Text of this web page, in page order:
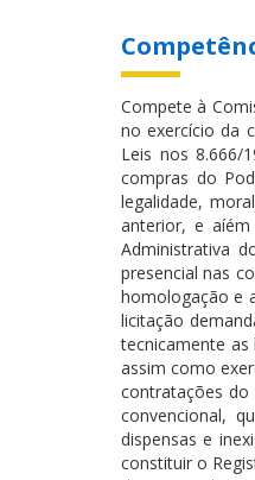
Compete à
no exercício da
Leis nos 8.666/
compras do
legalidade,
anterior, e
Administrativa
presencial nas
homologação e
licitação
tecnicamente as
assim como
contratações do
convencional,
dispensas e
constituir o